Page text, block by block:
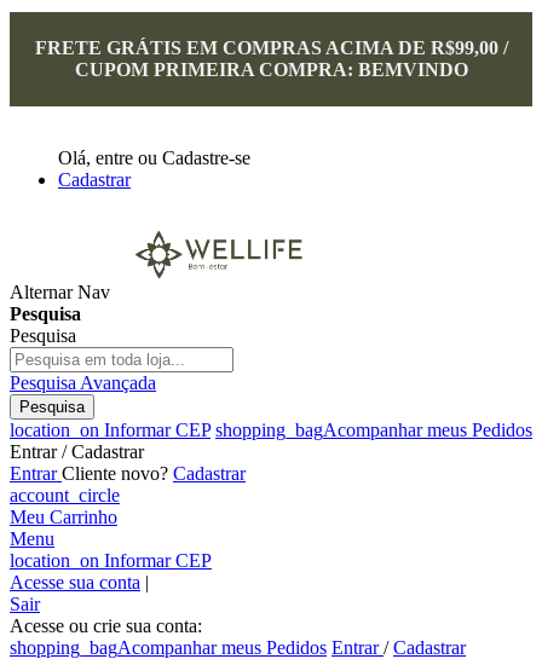
FRETE GRÁTIS EM COMPRAS ACIMA DE R$99,00 /
CUPOM PRIMEIRA COMPRA: BEMVINDO
Olá, entre ou Cadastre-se
Cadastrar
Alternar Nav
Pesquisa
Pesquisa
Pesquisa Avançada
Pesquisa
location_on Informar CEP shopping_bagAcompanhar meus Pedidos
Entrar / Cadastrar
EntrarCliente novo? Cadastrar
account_circle
Meu Carrinho
Menu
location_on Informar CEP
Acesse sua conta |
Sair
Acesse ou crie sua conta:
shopping_bagAcompanhar meus Pedidos Entrar/Cadastrar